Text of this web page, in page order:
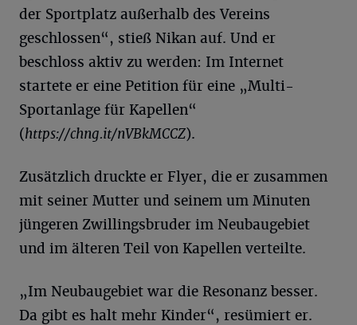
der Sportplatz außerhalb des Vereins
geschlossen“, stieß Nikan auf. Und er
beschloss aktiv zu werden: Im Internet
startete er eine Petition für eine „Multi-
Sportanlage für Kapellen“
(https://chng.it/nVBkMCCZ).
Zusätzlich druckte er Flyer, die er zusammen
mit seiner Mutter und seinem um Minuten
jüngeren Zwillingsbruder im Neubaugebiet
und im älteren Teil von Kapellen verteilte.
„Im Neubaugebiet war die Resonanz besser.
Da gibt es halt mehr Kinder“, resümiert er.